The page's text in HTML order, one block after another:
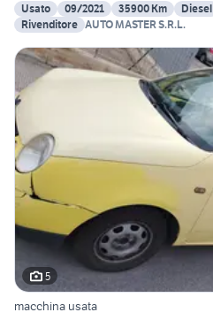
Usato
09/2021 35900 Km Diesel
Rivenditore AUTO MASTER S.R.L.
5
macchina usata